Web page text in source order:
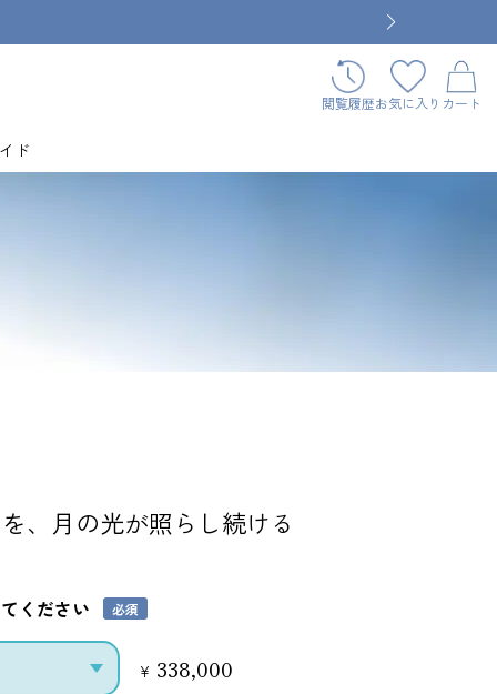
閲覧履歴お気に入り カート
ド
、月の光が照らし続ける
ください
¥ 338,000